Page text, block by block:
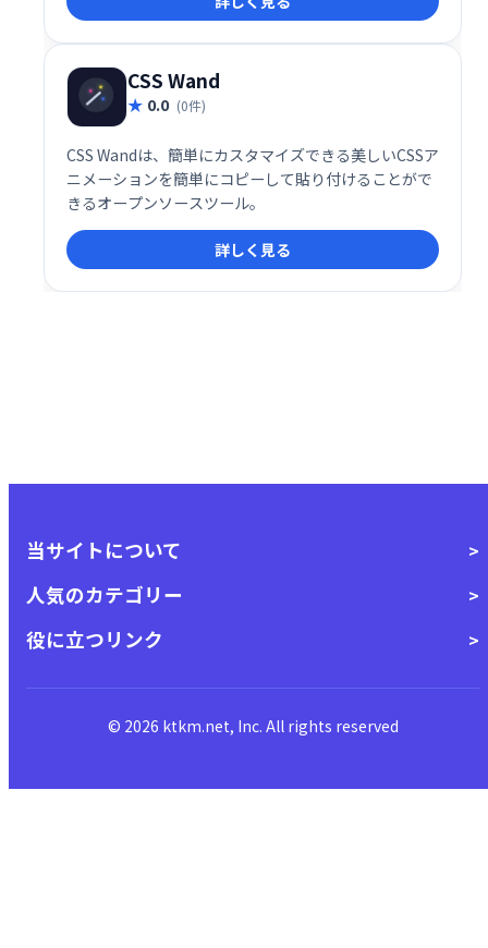
CSS Wand
0.0 (0件)
CSS Wandは、簡単にカスタマイズできる美しいCSSア
ニメーションを簡単にコピーして貼り付けることがで
きるオープンソースツール。
詳しく見る
当サイトについて
人気のカテゴリー
役に立つリンク
© 2026 ktkm.net, Inc. All rights reserved